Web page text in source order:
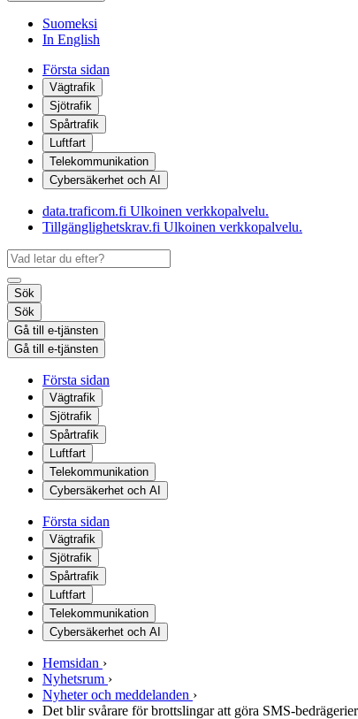
Suomeksi
In English
Första sidan
Vägtrafik
Sjötrafik
Spårtrafik
Luftfart
Telekommunikation
Cybersäkerhet och AI
data.traficom.fi Ulkoinen verkkopalvelu.
Tillgänglighetskrav.fi Ulkoinen verkkopalvelu.
Sök
Sök
Gå till e-tjänsten
Gå till e-tjänsten
Första sidan
Vägtrafik
Sjötrafik
Spårtrafik
Luftfart
Telekommunikation
Cybersäkerhet och AI
Första sidan
Vägtrafik
Sjötrafik
Spårtrafik
Luftfart
Telekommunikation
Cybersäkerhet och AI
Hemsidan ›
Nyhetsrum ›
Nyheter och meddelanden ›
Det blir svårare för brottslingar att göra SMS-